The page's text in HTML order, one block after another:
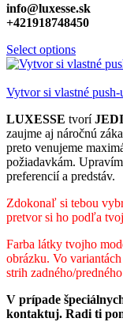
info@luxesse.sk
+421918748450
Select options
Vytvor si vlastné
LUXESSE tvorí
zaujme aj náročnú
preto venujeme
požiadavkám.
preferencií a predstáv.
Zdokonaľ si tebou
pretvor si ho podľa
Farba látky tvojho
obrázku. Vo
strih zadného/
V prípade
kontaktuj. Radi ti